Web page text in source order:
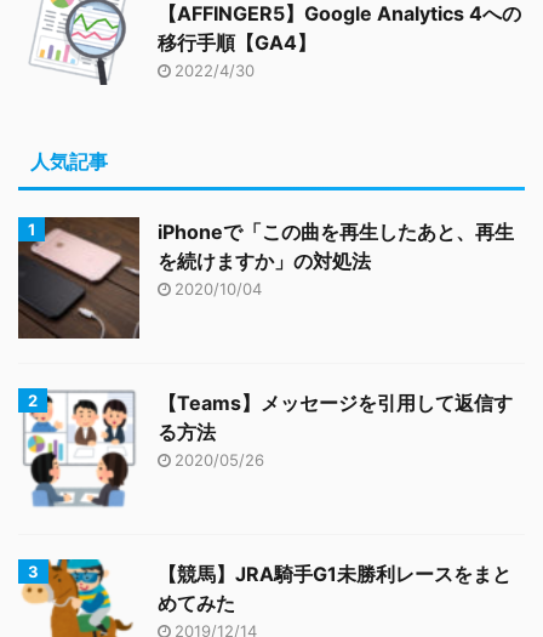
【AFFINGER5】Google Analytics 4への
移行手順【GA4】
2022/4/30
人気記事
iPhoneで「この曲を再生したあと、再生
を続けますか」の対処法
2020/10/04
【Teams】メッセージを引用して返信す
る方法
2020/05/26
【競馬】JRA騎手G1未勝利レースをまと
めてみた
2019/12/14